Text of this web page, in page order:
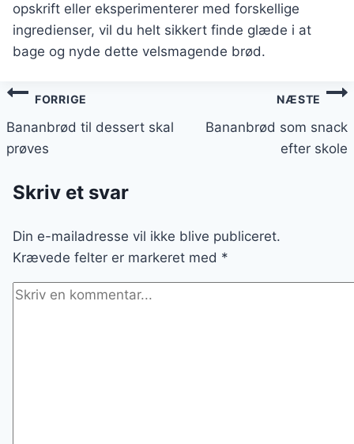
opskrift eller eksperimenterer med forskellige
ingredienser, vil du helt sikkert finde glæde i at
bage og nyde dette velsmagende brød.
Indlægsnavigation
FORRIGE
Bananbrød til dessert skal
prøves
NÆSTE
Bananbrød som snack
efter skole
Skriv et svar
Din e-mailadresse vil ikke blive publiceret.
Krævede felter er markeret med *